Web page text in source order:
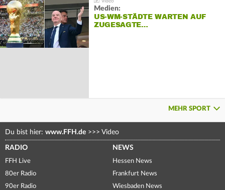
Medien:
US-WM-STÄDTE WARTEN AUF
ZUGESAGTE…
MEHR SPORT
Du bist hier: www.FFH.de >>> Video
RADIO
FFH Live
80er Radio
90er Radio
NEWS
Hessen News
Frankfurt News
Wiesbaden News